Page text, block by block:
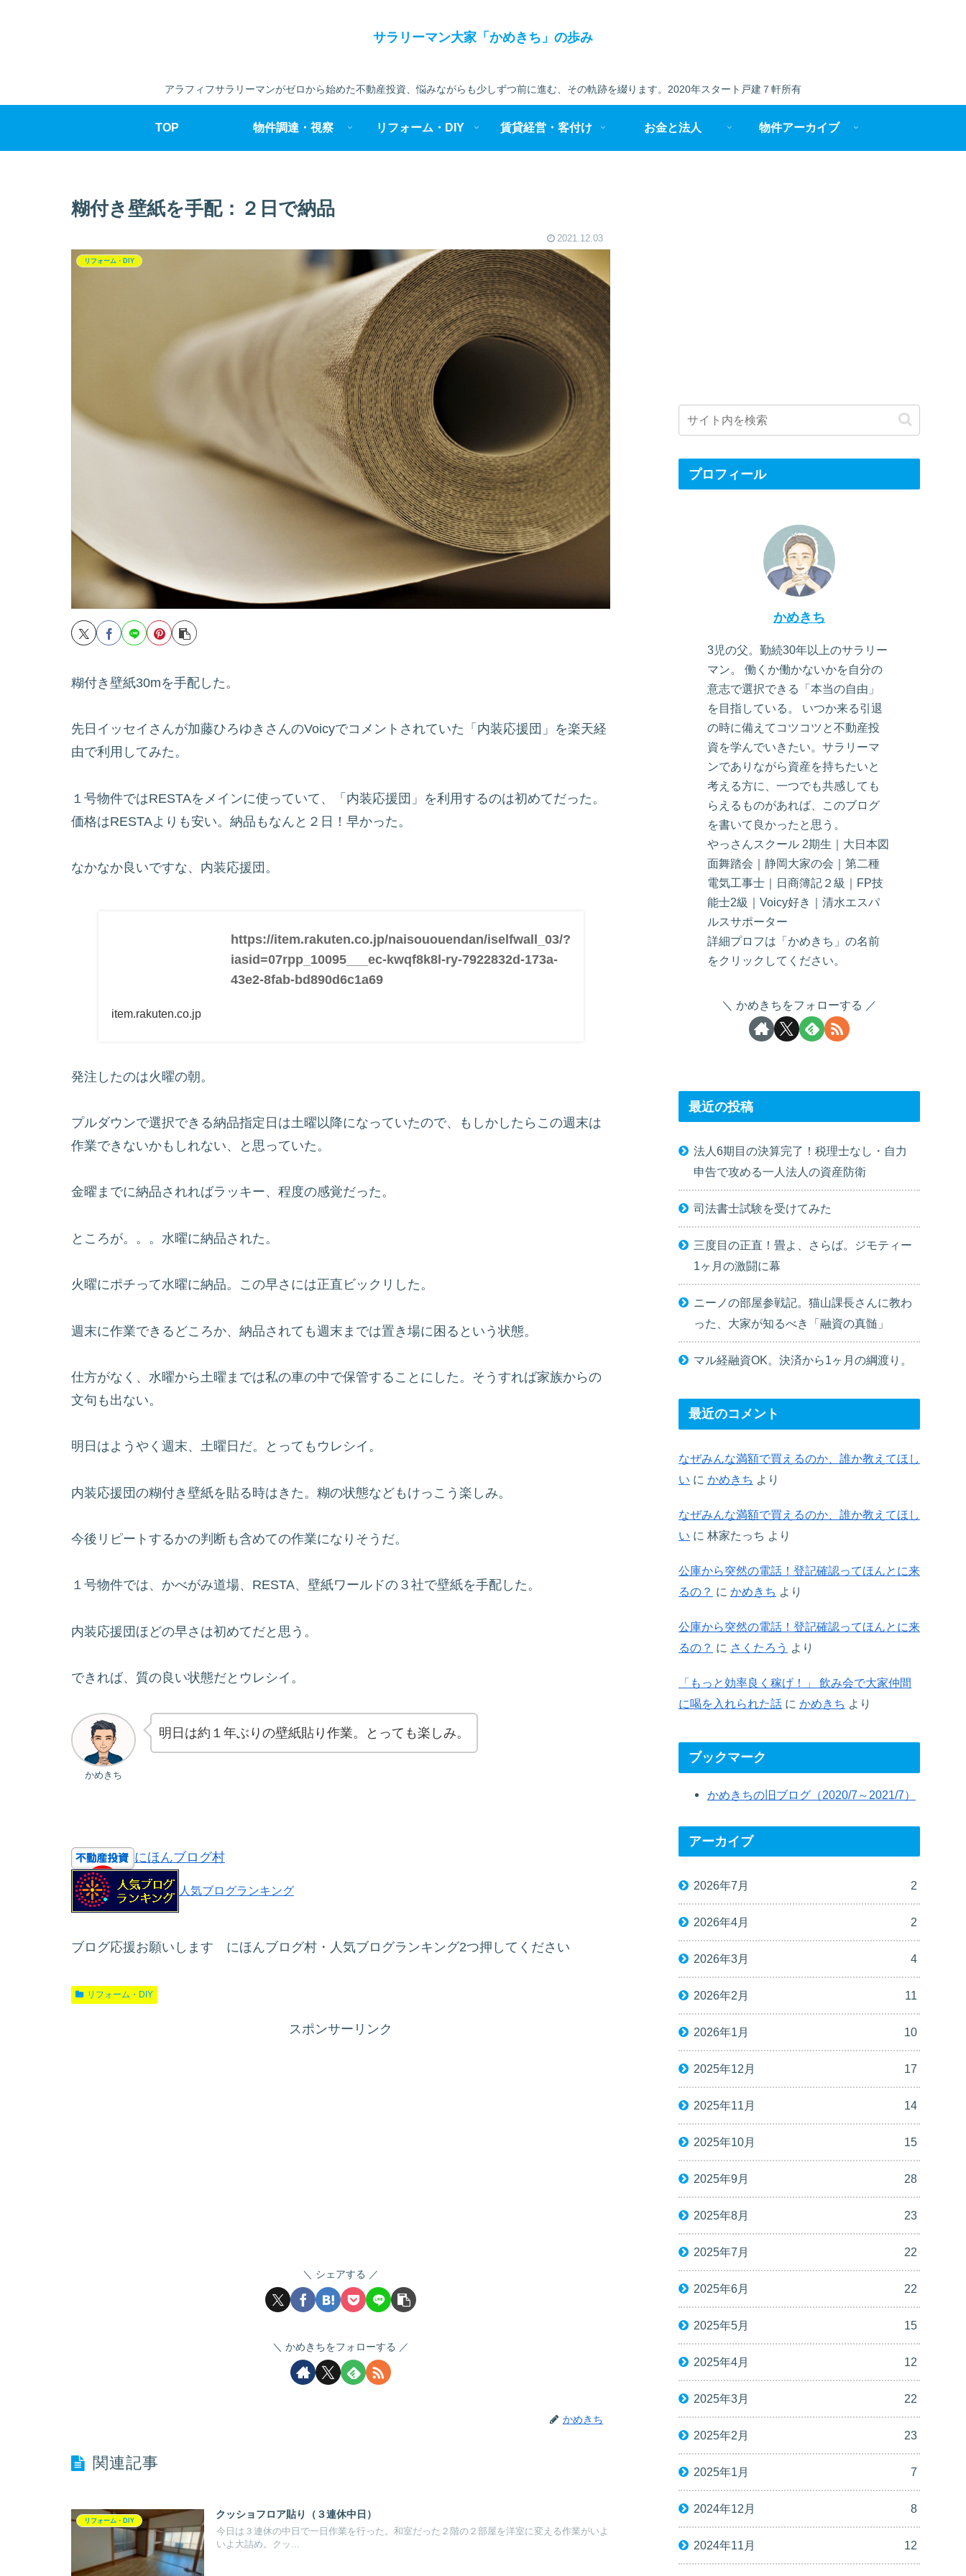
サラリーマン大家「かめきち」の歩み
アラフィフサラリーマンがゼロから始めた不動産投資、悩みながらも少しずつ前に進む、その軌跡を綴ります。2020年スタート戸建７軒所有
TOP 物件調達・視察 リフォーム・DIY 賃貸経営・客付け お金と法人 物件アーカイブ
糊付き壁紙を手配：２日で納品
2021.12.03
リフォーム・DIY
糊付き壁紙30mを手配した。
先日イッセイさんが加藤ひろゆきさんのVoicyでコメントされていた「内装応援団」を楽天経
由で利用してみた。
１号物件ではRESTAをメインに使っていて、「内装応援団」を利用するのは初めてだった。
価格はRESTAよりも安い。納品もなんと２日！早かった。
なかなか良いですな、内装応援団。
https://item.rakuten.co.jp/naisououendan/iselfwall_03/?
iasid=07rpp_10095___ec-kwqf8k8l-ry-7922832d-173a-
43e2-8fab-bd890d6c1a69
item.rakuten.co.jp
発注したのは火曜の朝。
プルダウンで選択できる納品指定日は土曜以降になっていたので、もしかしたらこの週末は
作業できないかもしれない、と思っていた。
金曜までに納品されればラッキー、程度の感覚だった。
ところが。。。水曜に納品された。
火曜にポチって水曜に納品。この早さには正直ビックリした。
週末に作業できるどころか、納品されても週末までは置き場に困るという状態。
仕方がなく、水曜から土曜までは私の車の中で保管することにした。そうすれば家族からの
文句も出ない。
明日はようやく週末、土曜日だ。とってもウレシイ。
内装応援団の糊付き壁紙を貼る時はきた。糊の状態などもけっこう楽しみ。
今後リピートするかの判断も含めての作業になりそうだ。
１号物件では、かべがみ道場、RESTA、壁紙ワールドの３社で壁紙を手配した。
内装応援団ほどの早さは初めてだと思う。
できれば、質の良い状態だとウレシイ。
かめきち
明日は約１年ぶりの壁紙貼り作業。とっても楽しみ。
にほんブログ村
人気ブログランキング
ブログ応援お願いします にほんブログ村・人気ブログランキング2つ押してください
リフォーム・DIY
スポンサーリンク
シェアする
かめきちをフォローする
かめきち
関連記事
リフォーム・DIY
クッショフロア貼り（３連休中日）
今日は３連休の中日で一日作業を行った。和室だった２階の２部屋を洋室に変える作業がいよ
いよ大詰め。クッ...
プロフィール
かめきち
3児の父。勤続30年以上のサラリー
マン。 働くか働かないかを自分の
意志で選択できる「本当の自由」
を目指している。 いつか来る引退
の時に備えてコツコツと不動産投
資を学んでいきたい。サラリーマ
ンでありながら資産を持ちたいと
考える方に、一つでも共感しても
らえるものがあれば、このブログ
を書いて良かったと思う。
やっさんスクール 2期生｜大日本図
面舞踏会｜静岡大家の会｜第二種
電気工事士｜日商簿記２級｜FP技
能士2級｜Voicy好き｜清水エスパ
ルスサポーター
詳細プロフは「かめきち」の名前
をクリックしてください。
かめきちをフォローする
最近の投稿
法人6期目の決算完了！税理士なし・自力
申告で攻める一人法人の資産防衛
司法書士試験を受けてみた
三度目の正直！畳よ、さらば。ジモティー
1ヶ月の激闘に幕
ニーノの部屋参戦記。猫山課長さんに教わ
った、大家が知るべき「融資の真髄」
マル経融資OK。決済から1ヶ月の綱渡り。
最近のコメント
なぜみんな満額で買えるのか、誰か教えてほし
い に かめきち より
なぜみんな満額で買えるのか、誰か教えてほし
い に 林家たっち より
公庫から突然の電話！登記確認ってほんとに来
るの？ に かめきち より
公庫から突然の電話！登記確認ってほんとに来
るの？ に さくたろう より
「もっと効率良く稼げ！」 飲み会で大家仲間
に喝を入れられた話 に かめきち より
ブックマーク
かめきちの旧ブログ（2020/7～2021/7）
アーカイブ
2026年7月 2
2026年4月 2
2026年3月 4
2026年2月 11
2026年1月 10
2025年12月 17
2025年11月 14
2025年10月 15
2025年9月 28
2025年8月 23
2025年7月 22
2025年6月 22
2025年5月 15
2025年4月 12
2025年3月 22
2025年2月 23
2025年1月 7
2024年12月 8
2024年11月 12